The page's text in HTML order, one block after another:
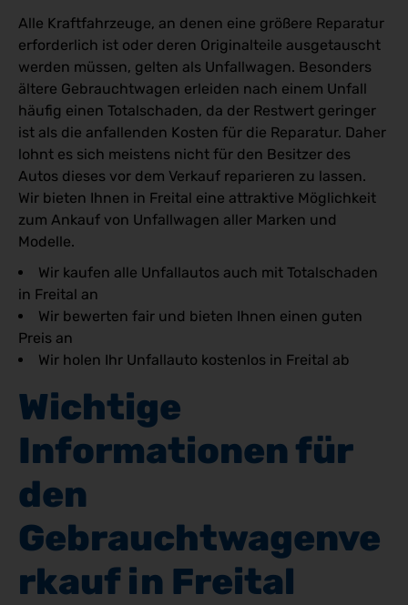
Alle Kraftfahrzeuge, an denen eine größere Reparatur
erforderlich ist oder deren Originalteile ausgetauscht
werden müssen, gelten als Unfallwagen. Besonders
ältere Gebrauchtwagen erleiden nach einem Unfall
häufig einen Totalschaden, da der Restwert geringer
ist als die anfallenden Kosten für die Reparatur. Daher
lohnt es sich meistens nicht für den Besitzer des
Autos dieses vor dem Verkauf reparieren zu lassen.
Wir bieten Ihnen in Freital eine attraktive Möglichkeit
zum Ankauf von Unfallwagen aller Marken und
Modelle.
Wir kaufen alle Unfallautos auch mit Totalschaden
in Freital an
Wir bewerten fair und bieten Ihnen einen guten
Preis an
Wir holen Ihr Unfallauto kostenlos in Freital ab
Wichtige
Informationen für
den
Gebrauchtwagenve
rkauf in Freital